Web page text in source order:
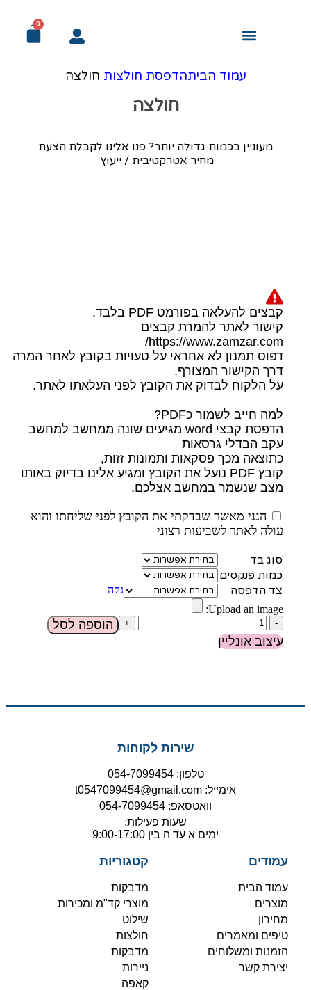
0
עמוד הביתהדפסת חולצות חולצה
חולצה
מעוניין בכמות גדולה יותר? פנו אלינו לקבלת הצעת
מחיר אטרקטיבית / ייעוץ
קבצים להעלאה בפורמט PDF בלבד.
קישור לאתר להמרת קבצים
https://www.zamzar.com/
דפוס תמנון לא אחראי על טעויות בקובץ לאחר המרה
דרך הקישור המצורף.
על הלקוח לבדוק את הקובץ לפני העלאתו לאתר.
למה חייב לשמור כPDF?
הדפסת קבצי word מגיעים שונה ממחשב למחשב
עקב הבדלי גרסאות
כתוצאה מכך פסקאות ותמונות זזות,
קובץ PDF נועל את הקובץ ומגיע אלינו בדיוק באותו
מצב שנשמר במחשב אצלכם.
הנני מאשר שבדקתי את הקובץ לפני שליחתו והוא
עולה לאתר לשביעות רצוני
סוג בד
כמות פנקסים
צד הדפסה
נקה
Upload an image:
הוספה לסל
עיצוב אונליין
שירות לקוחות
טלפון: 054-7099454
אימייל: t0547099454@gmail.com
וואטסאפ: 054-7099454
שעות פעילות:
ימים א עד ה בין 9:00-17:00
עמודים
עמוד הבית
מוצרים
מחירון
טיפים ומאמרים
הזמנות ומשלוחים
יצירת קשר
קטגוריות
מדבקות
מוצרי קד"מ ומכירות
שילוט
חולצות
מדבקות
ניירות
קאפה